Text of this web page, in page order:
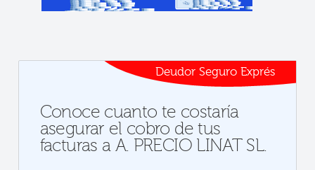
Deudor Seguro Exprés
Conoce cuanto te costaría
asegurar el cobro de tus
facturas a A. PRECIO LINAT SL.